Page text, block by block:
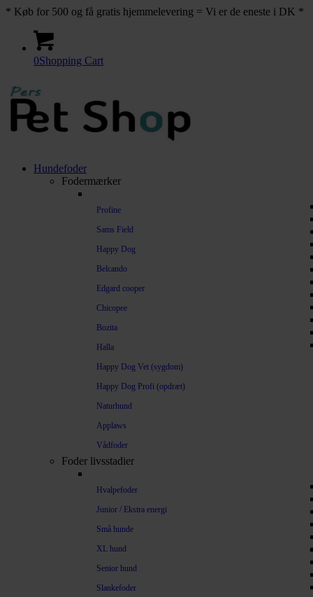
* Køb for 500 og få gratis hjemmelevering = Vi er de eneste i DK *
0Shopping Cart
Hundefoder
Fodermærker
Profine
Sams Field
Happy Dog
Belcando
Edgard cooper
Chicopee
Bozita
Halla
Happy Dog Vet (sygdom)
Happy Dog Profi (opdræt)
Naturhund
Applaws
Vådfoder
Foder livsstadier
Hvalpefoder
Junior / Ekstra energi
Små hunde
XL hund
Senior hund
Slankefoder